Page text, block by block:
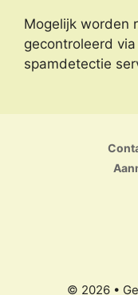
Mogelijk worden
gecontroleerd
spamdetectie
© 2026 •